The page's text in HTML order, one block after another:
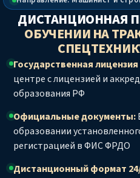
ДИСТАНЦИОННАЯ
ОБУЧЕНИИ НА
Государственная
центре с лицензией и
образования РФ
Официальные документы:
образовании
регистрацией в ФИС ФРДО
Дистанционный формат